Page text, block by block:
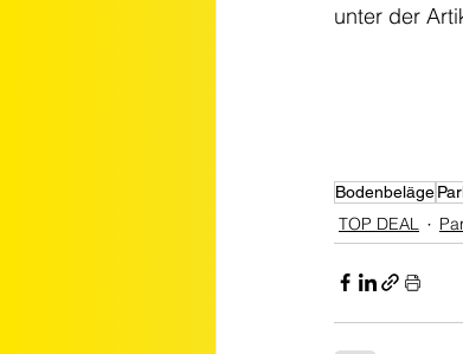
unter der
Bodenbeläge
TOP DEAL